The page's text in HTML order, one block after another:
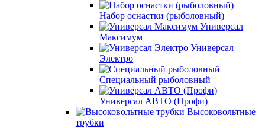
Набор оснастки (рыболовный)
Универсал
Максимум
Универсал
Электро
Специальный рыболовный
Универсал АВТО (Профи)
Высоковольтные
трубки